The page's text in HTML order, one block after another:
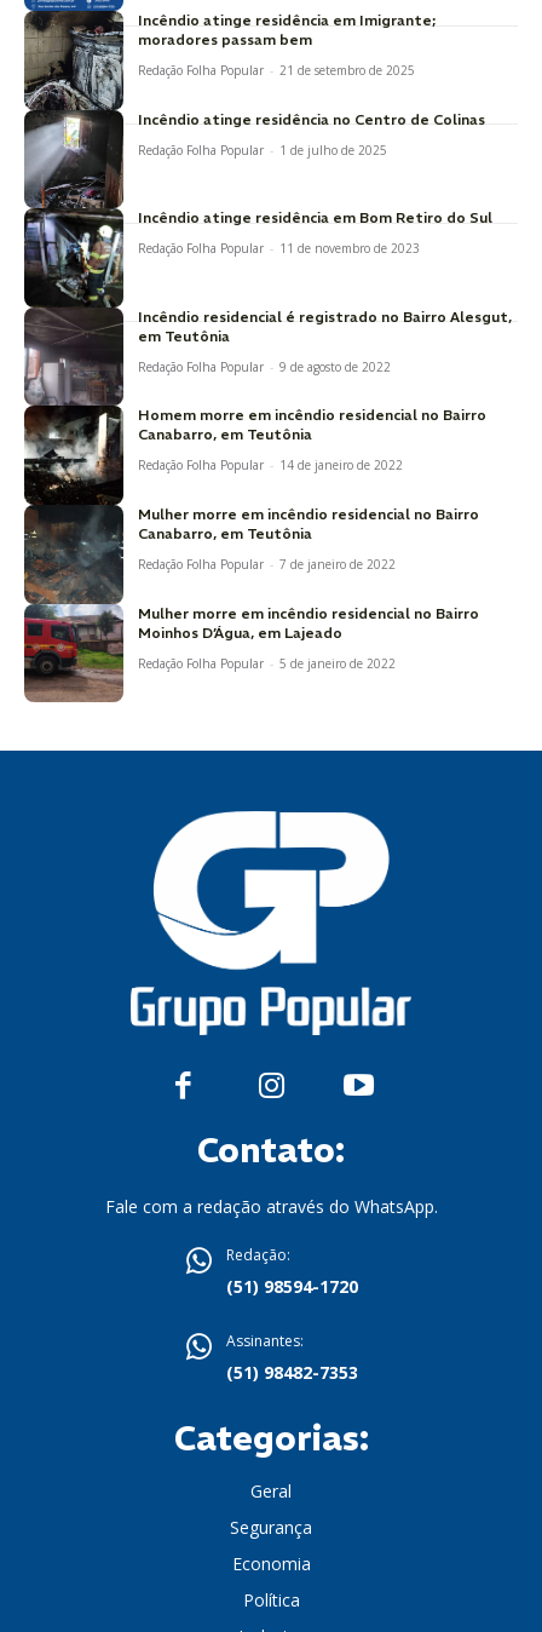
Incêndio atinge residência em Imigrante;
moradores passam bem
Redação Folha Popular - 21 de setembro de 2025
Incêndio atinge residência no Centro de Colinas
Redação Folha Popular - 1 de julho de 2025
Incêndio atinge residência em Bom Retiro do Sul
Redação Folha Popular - 11 de novembro de 2023
Incêndio residencial é registrado no Bairro Alesgut,
em Teutônia
Redação Folha Popular - 9 de agosto de 2022
Homem morre em incêndio residencial no Bairro
Canabarro, em Teutônia
Redação Folha Popular - 14 de janeiro de 2022
Mulher morre em incêndio residencial no Bairro
Canabarro, em Teutônia
Redação Folha Popular - 7 de janeiro de 2022
Mulher morre em incêndio residencial no Bairro
Moinhos D’Água, em Lajeado
Redação Folha Popular - 5 de janeiro de 2022
Contato:
Fale com a redação através do WhatsApp.
Redação:
(51) 98594-1720
Assinantes:
(51) 98482-7353
Categorias:
Geral
Segurança
Economia
Política